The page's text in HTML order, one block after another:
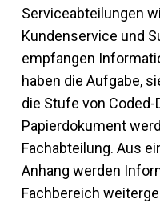
Serviceabteilungen
Kundenservice und
empfangen
haben die Aufgabe,
die Stufe von Coded-
Papierdokument
Fachabteilung. Aus
Anhang werden
Fachbereich